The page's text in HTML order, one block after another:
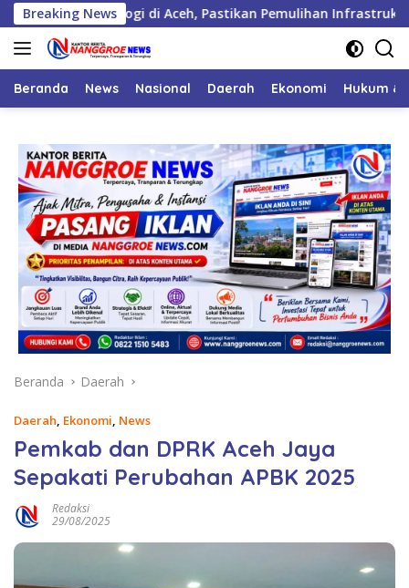
Langsung
ke
konten
Breaking Newsdi Aceh, Pastikan Pemulihan Infrastruktur Berjalan
Beranda News Nasional Daerah Ekonomi Hukum &
Beranda Daerah
Daerah Ekonomi News
Pemkab dan DPRK Aceh Jaya
Sepakati Perubahan APBK 2025
Redaksi
29/08/2025